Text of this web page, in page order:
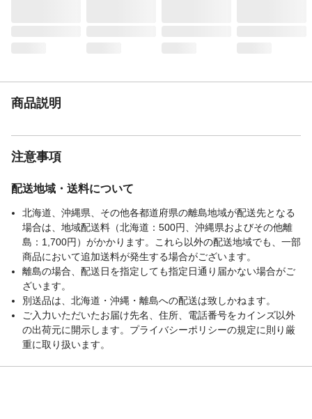
商品説明
注意事項
配送地域・送料について
北海道、沖縄県、その他各都道府県の離島地域が配送先となる
場合は、地域配送料（北海道：500円、沖縄県およびその他離
島：1,700円）がかかります。これら以外の配送地域でも、一部
商品において追加送料が発生する場合がございます。
離島の場合、配送日を指定しても指定日通り届かない場合がご
ざいます。
別送品は、北海道・沖縄・離島への配送は致しかねます。
ご入力いただいたお届け先名、住所、電話番号をカインズ以外
の出荷元に開示します。プライバシーポリシーの規定に則り厳
重に取り扱います。